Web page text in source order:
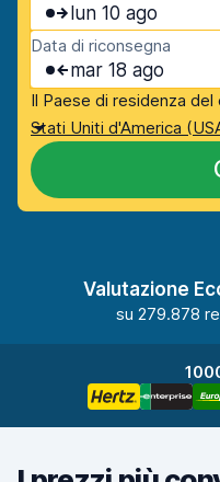
lun 10 ago
Data di riconsegna
mar 18 ago
Il Paese di residenza
Stati Uniti d'America
Valutazione
su 279.878